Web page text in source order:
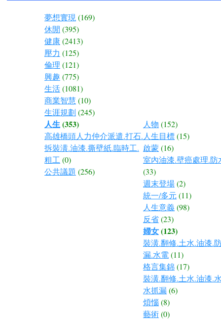
夢想實現(169)
休閒 (395)
健康(2413)
壓力 (125)
倫理 (121)
興趣 (775)
生活(1081)
商業智慧 (10)
生涯規劃 (245)
人生(353)
高雄橋頭人力仲介派遣.打石.
拆裝潢.油漆.撕壁紙.臨時工.
粗工(0)
公共議題 (256)
人物 (152)
人生目標(15)
啟蒙(16)
室內油漆.壁癌處理.防
(33)
週末登場(2)
統一/多元 (11)
人生意義(98)
反省(23)
婦女(123)
裝潢.翻修.土水.油漆.
漏.水電(11)
格言集錦(17)
裝潢.翻修.土水.油漆.
水抓漏(6)
煩惱 (8)
藝術(0)